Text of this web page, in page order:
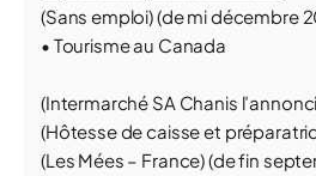
(Sans emploi) (de mi décembre
• Tourisme au Canada
(Intermarché SA Chanis
(Hôtesse de caisse et
(Les Mées – France) (de fin